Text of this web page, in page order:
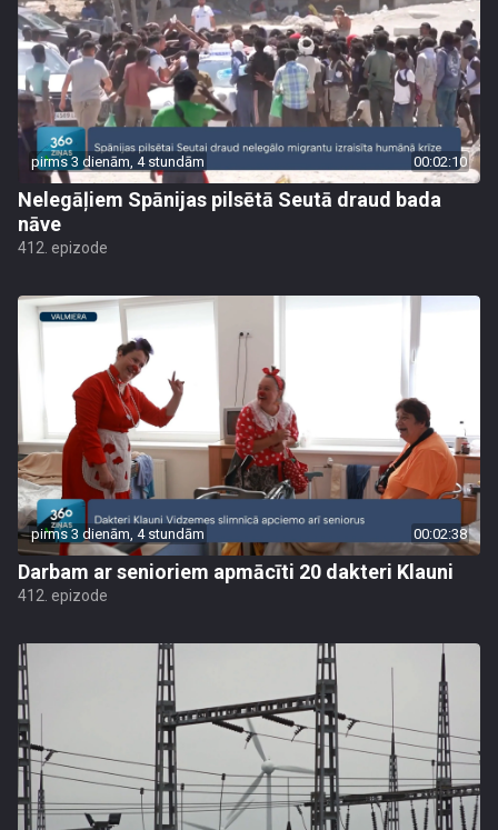
pirms 3 dienām, 4 stundām 00:02:10
Nelegāļiem Spānijas pilsētā Seutā draud bada
nāve
412. epizode
pirms 3 dienām, 4 stundām 00:02:38
Darbam ar senioriem apmācīti 20 dakteri Klauni
412. epizode